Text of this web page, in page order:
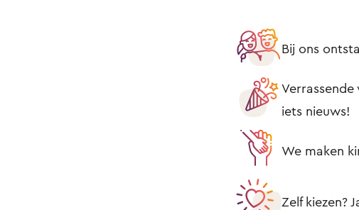
Bij ons
iets nieuws!
We maken
Zelf kiezen?